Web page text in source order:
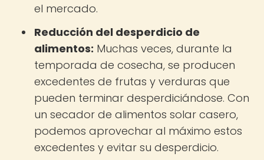
el mercado.
Reducción del desperdicio de
alimentos: Muchas veces, durante la
temporada de cosecha, se producen
excedentes de frutas y verduras que
pueden terminar desperdiciándose. Con
un secador de alimentos solar casero,
podemos aprovechar al máximo estos
excedentes y evitar su desperdicio.